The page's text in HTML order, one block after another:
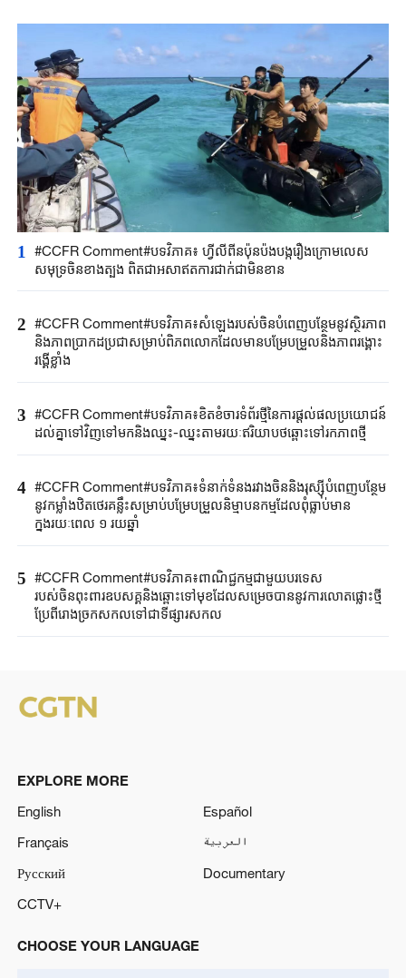
1
#CCFR Comment#បទវិភាគ៖ ហ្វីលីពីនប៉ុនប៉ងបង្ករឿងក្រោមលេស
សមុទ្រចិនខាងត្បូង ពិតជាអសាឥតការជាក់ជាមិនខាន
2 #CCFR Comment#បទវិភាគ៖សំឡេងរបស់ចិនបំពេញបន្ថែមនូវស្ថិរភាព
និងភាពប្រាកដប្រជាសម្រាប់ពិភពលោកដែលមានបម្រែបម្រួលនិងភាពរង្គោះ
រង្គើខ្លាំង
3 #CCFR Comment#បទវិភាគ៖ខិតខំចារទំព័រថ្មីនៃការផ្តល់ផលប្រយោជន៍
ដល់គ្នាទៅវិញទៅមកនិងឈ្នះ-ឈ្នះតាមរយៈឥរិយាបថឆ្ពោះទៅរកភាពថ្មី
4 #CCFR ​Comment#បទវិភាគ៖​ទំនាក់ទំនងរវាងចិន​និង​រុស្ស៊ី​បំពេញបន្ថែម​
នូវ​កម្លាំងឋិតថេរ​គន្លឹះ​សម្រាប់​បម្រែបម្រួល​និម្មាប​នកម្ម​ដែលពុំធ្លាប់មាន
ក្នុងរយៈពេល ​១ ​រយឆ្នាំ
5 #CCFR Comment#បទវិភាគ៖ពាណិជ្ជកម្មជាមួយបរទេស
របស់ចិនពុះពារឧបសគ្គនិងឆ្ពោះទៅមុខដែលសម្រេចបាននូវការលោតផ្លោះថ្មី
ប្រែពីរោងច្រកសកលទៅជាទីផ្សារសកល
EXPLORE MORE
English
Español
Français
العربية
Русский
Documentary
CCTV+
CHOOSE YOUR LANGUAGE